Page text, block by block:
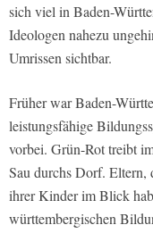
sich viel in Baden-
Ideologen nahezu
Umrissen sichtbar.
Früher war Baden-
leistungsfähige
vorbei. Grün-Rot treibt
Sau durchs Dorf. Eltern,
ihrer Kinder im Blick
württembergischen